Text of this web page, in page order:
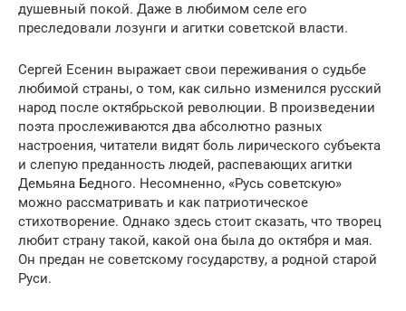
душевный покой. Даже в любимом селе его
преследовали лозунги и агитки советской власти.
Сергей Есенин выражает свои переживания о судьбе
любимой страны, о том, как сильно изменился русский
народ после октябрьской революции. В произведении
поэта прослеживаются два абсолютно разных
настроения, читатели видят боль лирического субъекта
и слепую преданность людей, распевающих агитки
Демьяна Бедного. Несомненно, «Русь советскую»
можно рассматривать и как патриотическое
стихотворение. Однако здесь стоит сказать, что творец
любит страну такой, какой она была до октября и мая.
Он предан не советскому государству, а родной старой
Руси.